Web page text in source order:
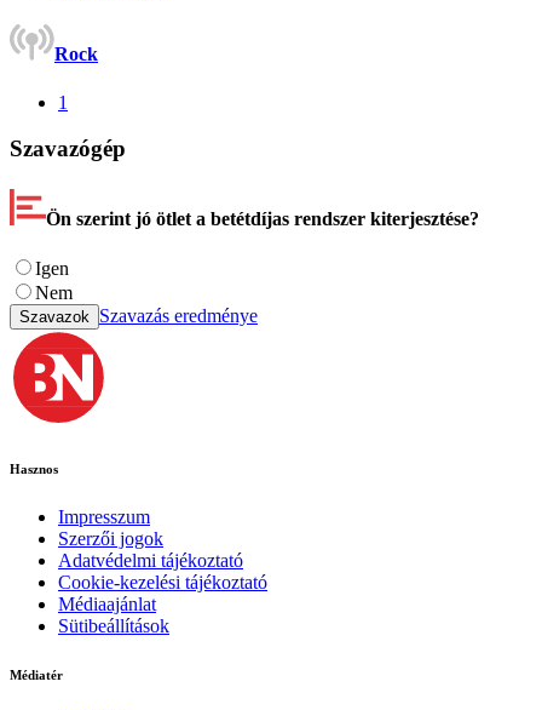
Rock
1
Szavazógép
Ön szerint jó ötlet a betétdíjas rendszer kiterjesztése?
Igen
Nem
Szavazok Szavazás eredménye
Hasznos
Impresszum
Szerzői jogok
Adatvédelmi tájékoztató
Cookie-kezelési tájékoztató
Médiaajánlat
Sütibeállítások
Médiatér